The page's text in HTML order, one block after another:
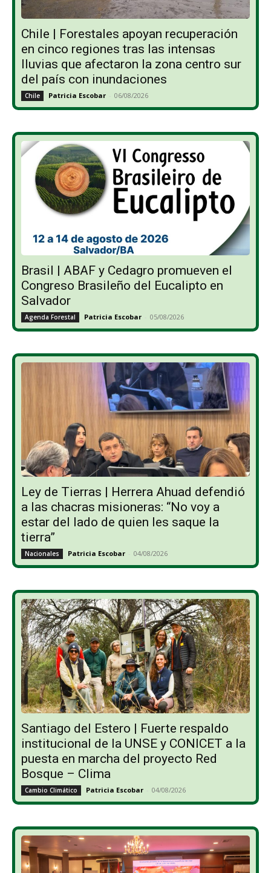
Chile | Forestales apoyan recuperación
en cinco regiones tras las intensas
lluvias que afectaron la zona centro sur
del país con inundaciones
Chile Patricia Escobar - 06/08/2026
Brasil | ABAF y Cedagro promueven el
Congreso Brasileño del Eucalipto en
Salvador
Agenda Forestal Patricia Escobar - 05/08/2026
Ley de Tierras | Herrera Ahuad defendió
a las chacras misioneras: “No voy a
estar del lado de quien les saque la
tierra”
Nacionales Patricia Escobar - 04/08/2026
Santiago del Estero | Fuerte respaldo
institucional de la UNSE y CONICET a la
puesta en marcha del proyecto Red
Bosque – Clima
Cambio Climático Patricia Escobar - 04/08/2026